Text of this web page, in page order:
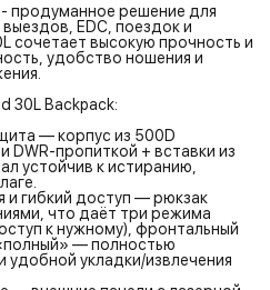
- продуманное решение для
EDC, поездок и
сочетает высокую прочность и
удобство ношения и
30L Backpack:
— корпус из 500D
DWR-пропиткой + вставки из
устойчив к истиранию,
и гибкий доступ — рюкзак
что даёт три режима
к нужному), фронтальный
— полностью
удобной укладки/извлечения